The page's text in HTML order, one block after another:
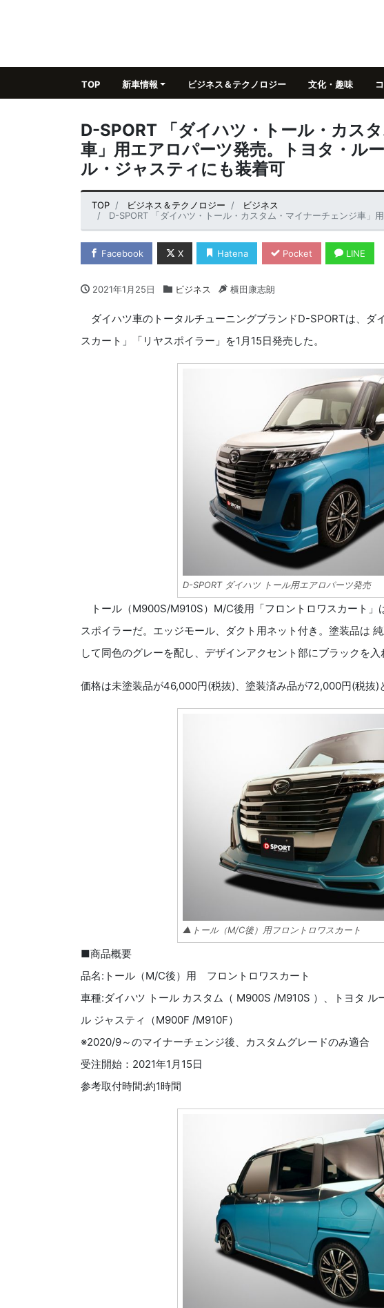
TOP 新車情報 ビジネス＆テクノロジー 文化・趣味
D-SPORT 「ダイハツ・トール・カス
車」用エアロパーツ発売。トヨタ・ル
ル・ジャスティにも装着可
TOP ビジネス＆テクノロジー
ビジネス
D-SPORT 「ダイハツ・トール・カスタム・マイナーチェンジ車」用エアロパーツ発売。
Facebook X Hatena Pocket LINE
2021年1月25日 ビジネス 横田康志朗
ダイハツ車のトータルチューニングブランドD-SPORTは、ダ
スカート」「リヤスポイラー」を1月15日発売した。
D-SPORT ダイハツ トール用エアロパーツ発売
トール（M900S/M910S）M/C後用「フロントロワスカート」
スポイラーだ。エッジモール、ダクト用ネット付き。塗装品は
して同色のグレーを配し、デザインアクセント部にブラックを入
価格は未塗装品が46,000円(税抜)、塗装済み品が72,000円(税抜)
▲トール（M/C後）用フロントロワスカート
■商品概要
品名:トール（M/C後）用 フロントロワスカート
車種:ダイハツ トール カスタム（ M900S /M910S ）、トヨタ
ル ジャスティ（M900F /M910F）
※2020/9～のマイナーチェンジ後、カスタムグレードのみ適合
受注開始：2021年1月15日
参考取付時間:約1時間